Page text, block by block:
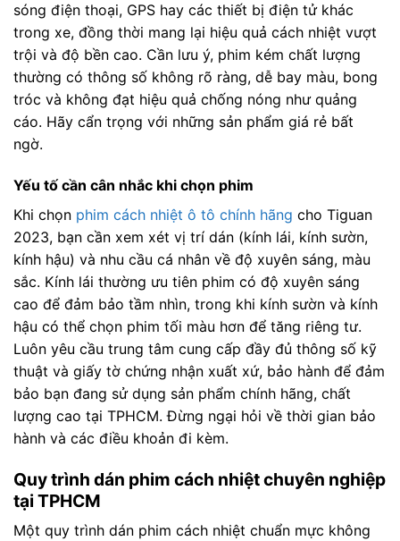
sóng điện thoại, GPS hay các thiết bị điện tử khác
trong xe, đồng thời mang lại hiệu quả cách nhiệt vượt
trội và độ bền cao. Cần lưu ý, phim kém chất lượng
thường có thông số không rõ ràng, dễ bay màu, bong
tróc và không đạt hiệu quả chống nóng như quảng
cáo. Hãy cẩn trọng với những sản phẩm giá rẻ bất
ngờ.
Yếu tố cần cân nhắc khi chọn phim
Khi chọn phim cách nhiệt ô tô chính hãng cho Tiguan
2023, bạn cần xem xét vị trí dán (kính lái, kính sườn,
kính hậu) và nhu cầu cá nhân về độ xuyên sáng, màu
sắc. Kính lái thường ưu tiên phim có độ xuyên sáng
cao để đảm bảo tầm nhìn, trong khi kính sườn và kính
hậu có thể chọn phim tối màu hơn để tăng riêng tư.
Luôn yêu cầu trung tâm cung cấp đầy đủ thông số kỹ
thuật và giấy tờ chứng nhận xuất xứ, bảo hành để đảm
bảo bạn đang sử dụng sản phẩm chính hãng, chất
lượng cao tại TPHCM. Đừng ngại hỏi về thời gian bảo
hành và các điều khoản đi kèm.
Quy trình dán phim cách nhiệt chuyên nghiệp
tại TPHCM
Một quy trình dán phim cách nhiệt chuẩn mực không